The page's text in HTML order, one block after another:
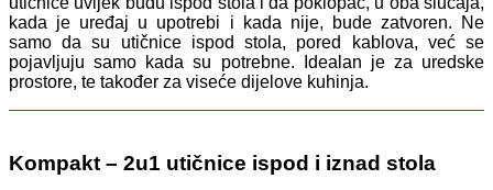
kada je uređaj u upotrebi i kada nije, bude zatvoren. Ne
samo da su utičnice ispod stola, pored kablova, već se
pojavljuju samo kada su potrebne. Idealan je za uredske
prostore, te također za viseće dijelove kuhinja.
Kompakt – 2u1 utičnice ispod i iznad stola